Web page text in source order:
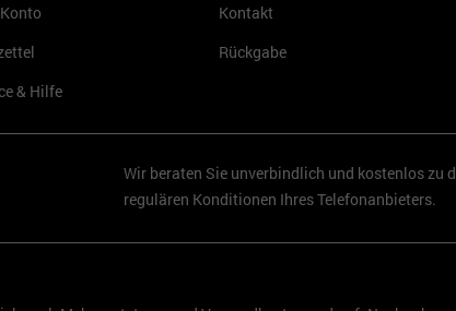
& Hilfe
Kontakt
Rückgabe
Wir beraten Sie unverbindlich und kostenlos zu
regulären Konditionen Ihres Telefonanbieters.